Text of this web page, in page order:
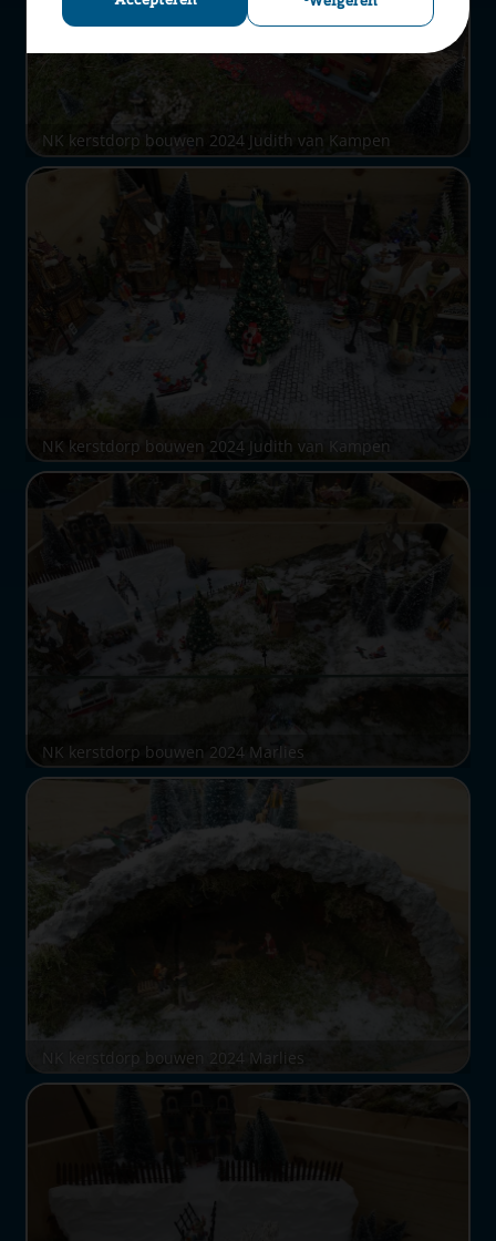
NK kerstdorp bouwen 2024 Judith van Kampen
NK kerstdorp bouwen 2024 Judith van Kampen
NK kerstdorp bouwen 2024 Marlies
NK kerstdorp bouwen 2024 Marlies